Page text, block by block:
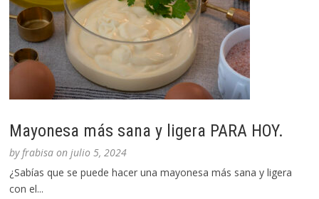
Mayonesa más sana y ligera PARA HOY.
byfrabisa onjulio 5, 2024
¿Sabías que se puede hacer una mayonesa más sana y ligera
con el...